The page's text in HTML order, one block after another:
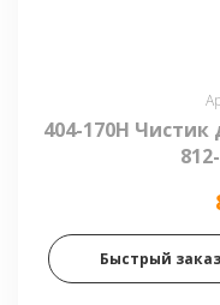
404-170H
Быстрый заказ